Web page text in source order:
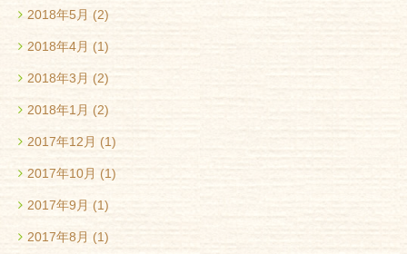
2018年5月 (2)
2018年4月 (1)
2018年3月 (2)
2018年1月 (2)
2017年12月 (1)
2017年10月 (1)
2017年9月 (1)
2017年8月 (1)